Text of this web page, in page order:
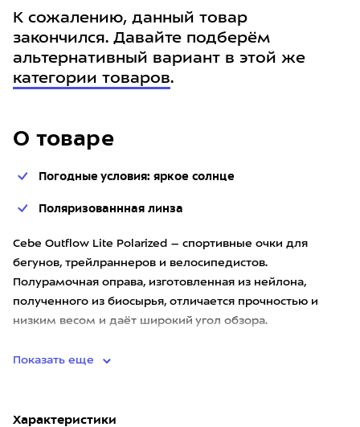
О товаре
Погодные условия: яркое солнце
Поляризованнная линза
Cebe Outflow Lite Polarized – спортивные очки для
бегунов, трейлраннеров и велосипедистов.
Полурамочная оправа, изготовленная из нейлона,
полученного из биосырья, отличается прочностью и
низким весом и даёт широкий угол обзора.
Показать еще
Характеристики
К сожалению, данный товар
закончился. Давайте подберём
альтернативный вариант в этой же
категории товаров.